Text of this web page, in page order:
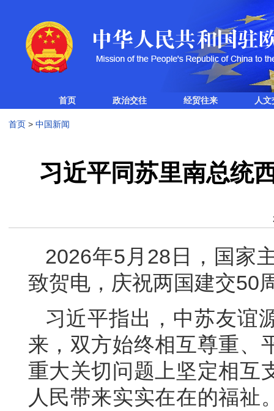
首页 政治交往 经贸往来 人
首页> 中国新闻
习近平同苏里南总统
2026年5月28日，国家
致贺电，庆祝两国建交50
习近平指出，中苏友谊
来，双方始终相互尊重、
重大关切问题上坚定相互
人民带来实实在在的福祉